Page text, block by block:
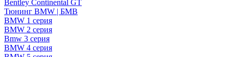
Bentley Continental GT
Тюнинг BMW | БМВ
BMW 1 серия
BMW 2 серия
Bmw 3 серия
BMW 4 серия